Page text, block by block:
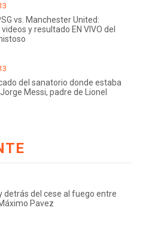
vs. Manchester United:
y resultado EN VIVO del
del sanatorio donde estaba
Messi, padre de Lionel
detrás del cese al fuego entre
Pavez